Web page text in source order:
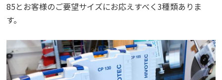
85とお客様のご要望サイズにお応えすべく3種類ありま
す。